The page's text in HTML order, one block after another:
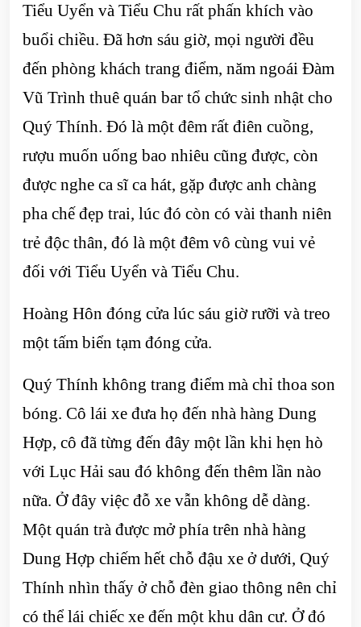
Tiểu Uyển và Tiểu Chu rất phấn khích vào
buổi chiều. Đã hơn sáu giờ, mọi người đều
đến phòng khách trang điểm, năm ngoái Đàm
Vũ Trình thuê quán bar tổ chức sinh nhật cho
Quý Thính. Đó là một đêm rất điên cuồng,
rượu muốn uống bao nhiêu cũng được, còn
được nghe ca sĩ ca hát, gặp được anh chàng
pha chế đẹp trai, lúc đó còn có vài thanh niên
trẻ độc thân, đó là một đêm vô cùng vui vẻ
đối với Tiểu Uyển và Tiểu Chu.
Hoàng Hôn đóng cửa lúc sáu giờ rưỡi và treo
một tấm biển tạm đóng cửa.
Quý Thính không trang điểm mà chỉ thoa son
bóng. Cô lái xe đưa họ đến nhà hàng Dung
Hợp, cô đã từng đến đây một lần khi hẹn hò
với Lục Hải sau đó không đến thêm lần nào
nữa. Ở đây việc đỗ xe vẫn không dễ dàng.
Một quán trà được mở phía trên nhà hàng
Dung Hợp chiếm hết chỗ đậu xe ở dưới, Quý
Thính nhìn thấy ở chỗ đèn giao thông nên chỉ
có thể lái chiếc xe đến một khu dân cư. Ở đó